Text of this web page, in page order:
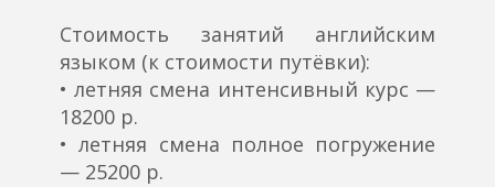
Стоимость занятий английским
языком (к стоимости путёвки):
• летняя смена интенсивный курс —
18200 р.
• летняя смена полное погружение
— 25200 р.